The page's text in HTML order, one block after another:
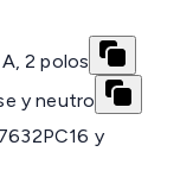
2 polos
y neutro
y